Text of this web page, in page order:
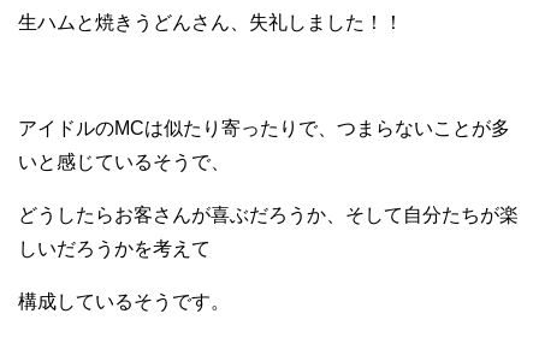
生ハムと焼きうどんさん、失礼しました！！
アイドルのMCは似たり寄ったりで、つまらないことが多
いと感じているそうで、
どうしたらお客さんが喜ぶだろうか、そして自分たちが楽
しいだろうかを考えて
構成しているそうです。